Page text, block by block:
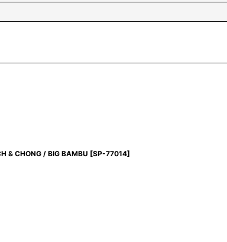
& CHONG / BIG BAMBU [SP-77014]